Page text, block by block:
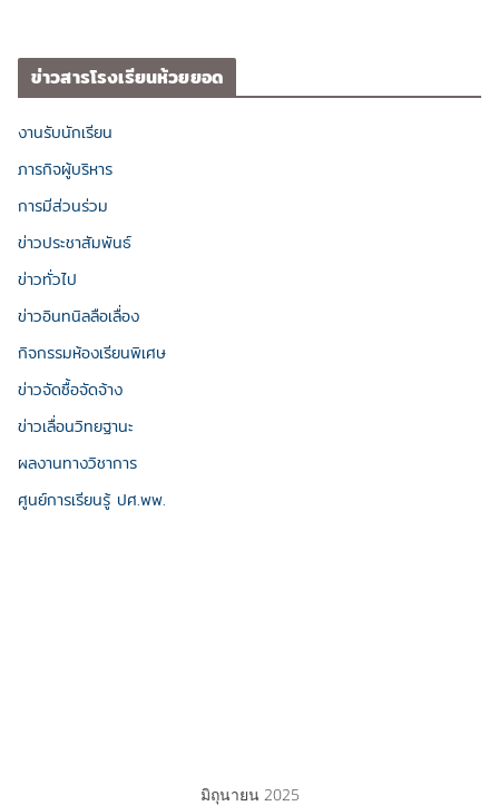
ข่าวสารโรงเรียนห้วยยอด
งานรับนักเรียน
ภารกิจผู้บริหาร
การมีส่วนร่วม
ข่าวประชาสัมพันธ์
ข่าวทั่วไป
ข่าวอินทนิลลือเลื่อง
กิจกรรมห้องเรียนพิเศษ
ข่าวจัดซื้อจัดจ้าง
ข่าวเลื่อนวิทยฐานะ
ผลงานทางวิชาการ
ศูนย์การเรียนรู้ ปศ.พพ.
มิถุนายน 2025